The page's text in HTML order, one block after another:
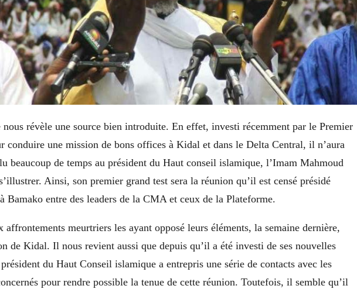
nous révèle une source bien introduite. En effet, investi récemment par le Premier
conduire une mission de bons offices à Kidal et dans le Delta Central, il n’aura
beaucoup de temps au président du Haut conseil islamique, l’Imam Mahmoud
Ainsi, son premier grand test sera la réunion qu’il est censé présidé
Bamako entre des leaders de la CMA et ceux de la Plateforme.
affrontements meurtriers les ayant opposé leurs éléments, la semaine dernière,
de Kidal. Il nous revient aussi que depuis qu’il a été investi de ses nouvelles
du Haut Conseil islamique a entrepris une série de contacts avec les
pour rendre possible la tenue de cette réunion. Toutefois, il semble qu’il